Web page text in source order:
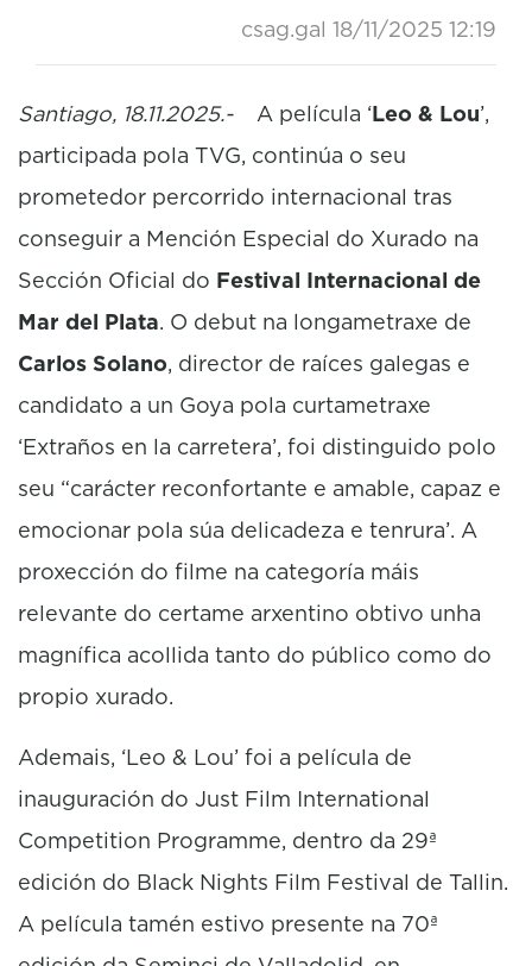
csag.gal 18/11/2025 12:19
Santiago, 18.11.2025.-A película ‘Leo & Lou’,
participada pola TVG, continúa o seu
prometedor percorrido internacional tras
conseguir a Mención Especial do Xurado na
Sección Oficial do Festival Internacional de
Mar del Plata. O debut na longametraxe de
Carlos Solano, director de raíces galegas e
candidato a un Goya pola curtametraxe
‘Extraños en la carretera’, foi distinguido polo
seu “carácter reconfortante e amable, capaz e
emocionar pola súa delicadeza e tenrura’. A
proxección do filme na categoría máis
relevante do certame arxentino obtivo unha
magnífica acollida tanto do público como do
propio xurado.
Ademais, ‘Leo & Lou’ foi a película de
inauguración do Just Film International
Competition Programme, dentro da 29ª
edición do Black Nights Film Festival de Tallin.
A película tamén estivo presente na 70ª